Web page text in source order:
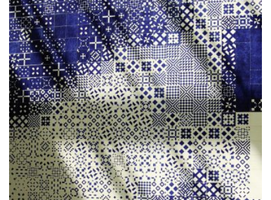
DIE
OPTIONEN
KÖNNEN
AUF
DER
PRODUKTSEITE
GEWÄHLT
WERDEN
€280,00